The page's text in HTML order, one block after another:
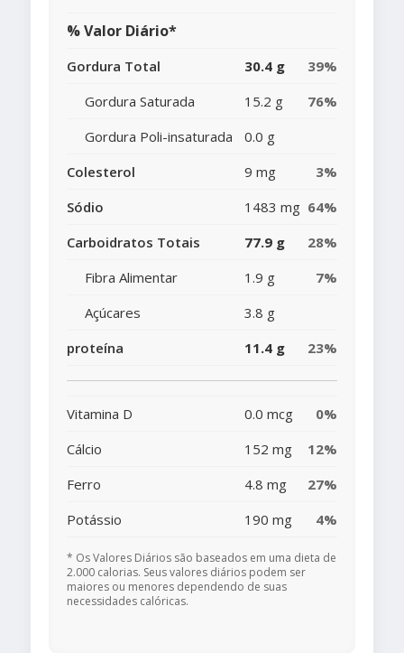
% Valor Diário*
Gordura Total 30.4 g
39%
Gordura Saturada
15.2 g
76%
Gordura Poli-insaturada
0.0 g
Colesterol
9 mg
3%
Sódio
1483 mg 64%
Carboidratos Totais
77.9 g
28%
Fibra Alimentar
1.9 g
7%
Açúcares
3.8 g
proteína
11.4 g 23%
Vitamina D 0.0 mcg
0%
Cálcio
152 mg
12%
Ferro
4.8 mg
27%
Potássio
190 mg 4%
* Os Valores Diários são baseados em uma dieta de
2.000 calorias. Seus valores diários podem ser
maiores ou menores dependendo de suas
necessidades calóricas.